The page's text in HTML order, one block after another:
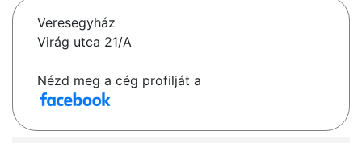
Veresegyház
Virág utca 21/A
Nézd meg a cég profilját a